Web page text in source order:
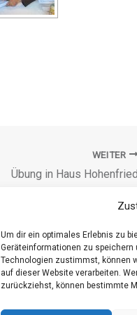
Um dir ein optimales Erlebnis zu
Geräteinformationen zu
Technologien zustimmst, können
auf dieser Website verarbeiten.
zurückziehst, können bestimmte
WEITER
Übung in Haus Hohen­fried